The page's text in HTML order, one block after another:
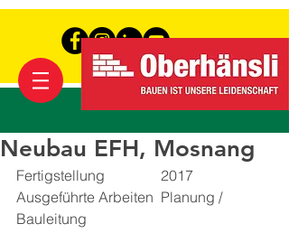
Neubau EFH, Mosnang
Fertigstellung		2017
Ausgeführte Arbeiten	Planung /
Bauleitung